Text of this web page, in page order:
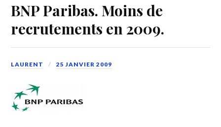
BNP Paribas. Moins de
recrutements en 2009.
LAURENT 25 JANVIER 2009